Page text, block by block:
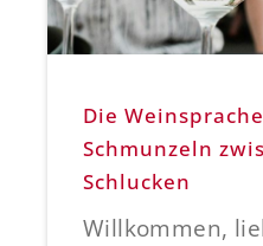
Die
Schmunzeln
Schlucken
Willkommen,